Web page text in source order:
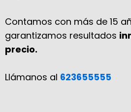
Contamos con más de 15
garantizamos resultados
precio.
Llámanos al 623655555